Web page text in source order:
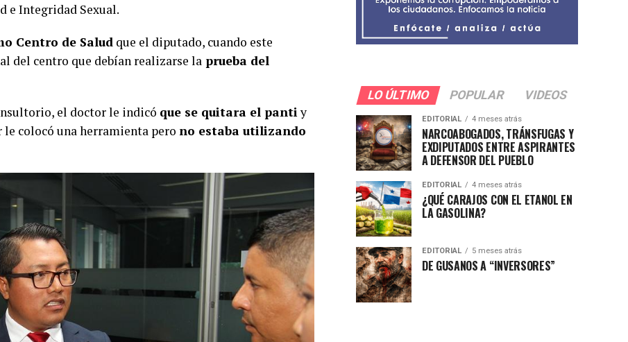
e Integridad Sexual.
Centro de Salud que el diputado, cuando este
del centro que debían realizarse la prueba del
el doctor le indicó que se quitara el pantiy
le colocó una herramienta pero no estaba utilizando
LO ÚLTIMO POPULAR VIDEOS
EDITORIAL 4 meses atrás
NARCOABOGADOS, TRÁNSFUGAS Y
EXDIPUTADOS ENTRE ASPIRANTES
A DEFENSOR DEL PUEBLO
EDITORIAL 4 meses atrás
¿QUÉ CARAJOS CON EL ETANOL EN
LA GASOLINA?
EDITORIAL 5 meses atrás
DE GUSANOS A “INVERSORES”